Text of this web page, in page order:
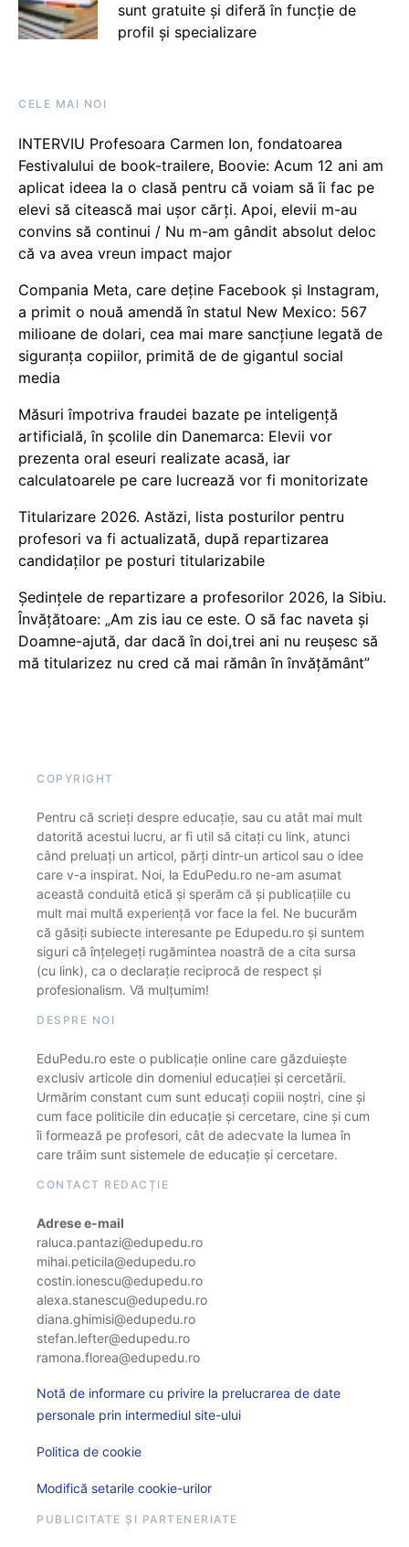
sunt gratuite și diferă în funcție de
profil și specializare
CELE MAI NOI
INTERVIU Profesoara Carmen Ion, fondatoarea
Festivalului de book-trailere, Boovie: Acum 12 ani am
aplicat ideea la o clasă pentru că voiam să îi fac pe
elevi să citească mai ușor cărți. Apoi, elevii m-au
convins să continui / Nu m-am gândit absolut deloc
că va avea vreun impact major
Compania Meta, care deține Facebook și Instagram,
a primit o nouă amendă în statul New Mexico: 567
milioane de dolari, cea mai mare sancțiune legată de
siguranța copiilor, primită de de gigantul social
media
Măsuri împotriva fraudei bazate pe inteligență
artificială, în școlile din Danemarca: Elevii vor
prezenta oral eseuri realizate acasă, iar
calculatoarele pe care lucrează vor fi monitorizate
Titularizare 2026. Astăzi, lista posturilor pentru
profesori va fi actualizată, după repartizarea
candidaților pe posturi titularizabile
Ședințele de repartizare a profesorilor 2026, la Sibiu.
Învățătoare: „Am zis iau ce este. O să fac naveta și
Doamne-ajută, dar dacă în doi,trei ani nu reușesc să
mă titularizez nu cred că mai rămân în învățământ”
COPYRIGHT
Pentru că scrieți despre educație, sau cu atât mai mult
datorită acestui lucru, ar fi util să citați cu link, atunci
când preluați un articol, părți dintr-un articol sau o idee
care v-a inspirat. Noi, la EduPedu.ro ne-am asumat
această conduită etică și sperăm că și publicațiile cu
mult mai multă experiență vor face la fel. Ne bucurăm
că găsiți subiecte interesante pe Edupedu.ro și suntem
siguri că înțelegeți rugămintea noastră de a cita sursa
(cu link), ca o declarație reciprocă de respect și
profesionalism. Vă mulțumim!
DESPRE NOI
EduPedu.ro este o publicație online care găzduiește
exclusiv articole din domeniul educației și cercetării.
Urmărim constant cum sunt educați copiii noștri, cine și
cum face politicile din educație și cercetare, cine și cum
îi formează pe profesori, cât de adecvate la lumea în
care trăim sunt sistemele de educație și cercetare.
CONTACT REDACȚIE
Adrese e-mail
raluca.pantazi@edupedu.ro
mihai.peticila@edupedu.ro
costin.ionescu@edupedu.ro
alexa.stanescu@edupedu.ro
diana.ghimisi@edupedu.ro
stefan.lefter@edupedu.ro
ramona.florea@edupedu.ro
Notă de informare cu privire la prelucrarea de date
personale prin intermediul site-ului
Politica de cookie
Modifică setarile cookie-urilor
PUBLICITATE ȘI PARTENERIATE